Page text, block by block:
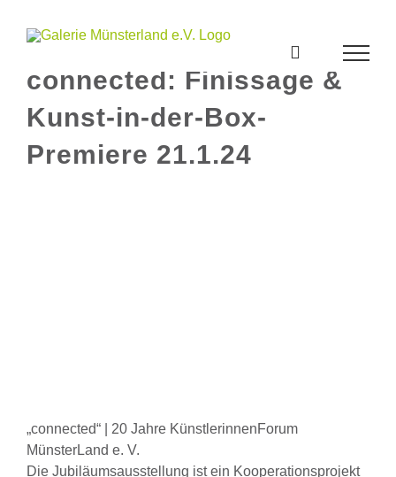
Inhalt
connected: Finissage &
Kunst-in-der-Box-
Premiere 21.1.24
„connected“ | 20 Jahre KünstlerinnenForum
MünsterLand e. V.
Die Jubiläumsausstellung ist ein Kooperationsprojekt